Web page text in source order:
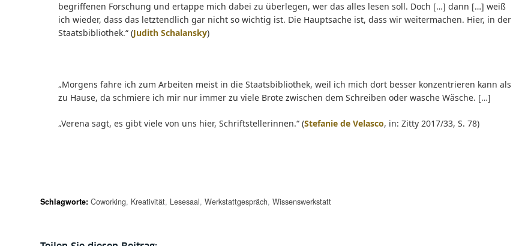
begriffenen Forschung und ertappe mich dabei zu überlegen, wer das alles lesen soll. Doch […] dann […] weiß
ich wieder, dass das letztendlich gar nicht so wichtig ist. Die Hauptsache ist, dass wir weitermachen. Hier, in der
Staatsbibliothek.“ (Judith Schalansky)
„Morgens fahre ich zum Arbeiten meist in die Staatsbibliothek, weil ich mich dort besser konzentrieren kann als
zu Hause, da schmiere ich mir nur immer zu viele Brote zwischen dem Schreiben oder wasche Wäsche. […]
„Verena sagt, es gibt viele von uns hier, Schriftstellerinnen.“ (Stefanie de Velasco, in: Zitty 2017/33, S. 78)
Schlagworte: Coworking, Kreativität, Lesesaal, Werkstattgespräch, Wissenswerkstatt